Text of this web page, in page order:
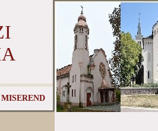
MISEREND